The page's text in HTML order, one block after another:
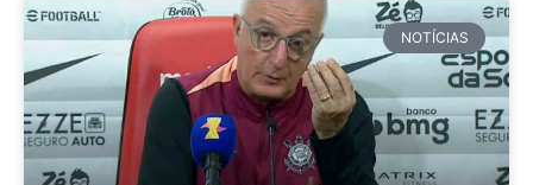
NOTÍCIAS